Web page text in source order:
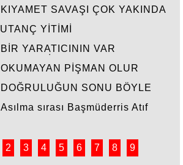
KIYAMET SAVAŞI ÇOK YAKINDA
UTANÇ YİTİMİ
BİR YARATICININ VAR
OKUMAYAN PİŞMAN OLUR
DOĞRULUĞUN SONU BÖYLE
Asılma sırası Başmüderris Atıf
2 3 4 5 6 7 8 9